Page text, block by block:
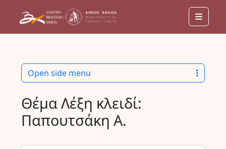
Menu
Θέμα Λέξη κλειδί:
Παπουτσάκη Α.
Open side menu